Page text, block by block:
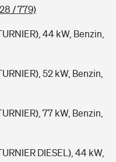
/ 779)
44 kW, Benzin,
52 kW, Benzin,
77 kW, Benzin,
DIESEL), 44 kW,